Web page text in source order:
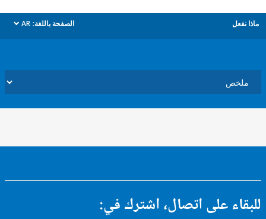
الصفحة باللغة: AR
dropdown
على اتصال، اشترك في: